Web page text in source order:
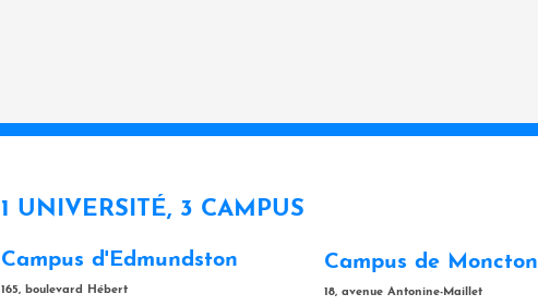
1 UNIVERSITÉ, 3 CAMPUS
Campus d'Edmundston
165, boulevard Hébert
Campus de Moncton
18, avenue Antonine-Maillet